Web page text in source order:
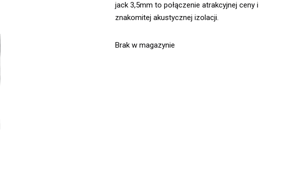
jack 3,5mm to połączenie atrakcyjnej ceny i
znakomitej akustycznej izolacji.
Brak w magazynie